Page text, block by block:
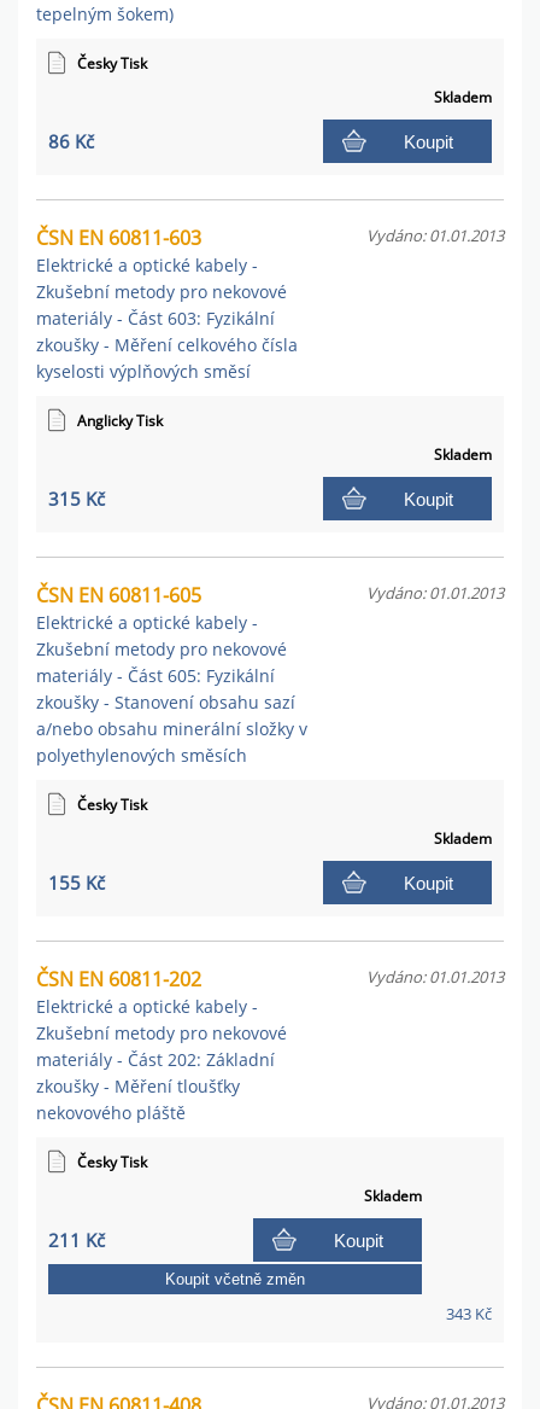
tepelným šokem)
Česky Tisk
Skladem
86 Kč Koupit
ČSN EN 60811-603
Elektrické a optické kabely -
Zkušební metody pro nekovové
materiály - Část 603: Fyzikální
zkoušky - Měření celkového čísla
kyselosti výplňových směsí
Vydáno: 01.01.2013
Anglicky Tisk
Skladem
315 Kč Koupit
ČSN EN 60811-605
Elektrické a optické kabely -
Zkušební metody pro nekovové
materiály - Část 605: Fyzikální
zkoušky - Stanovení obsahu sazí
a/nebo obsahu minerální složky v
polyethylenových směsích
Vydáno: 01.01.2013
Česky Tisk
Skladem
155 Kč Koupit
ČSN EN 60811-202
Elektrické a optické kabely -
Zkušební metody pro nekovové
materiály - Část 202: Základní
zkoušky - Měření tloušťky
nekovového pláště
Vydáno: 01.01.2013
Česky Tisk
Skladem
211 Kč Koupit
343 Kč
Koupit včetně změn
Vydáno: 01.01.2013